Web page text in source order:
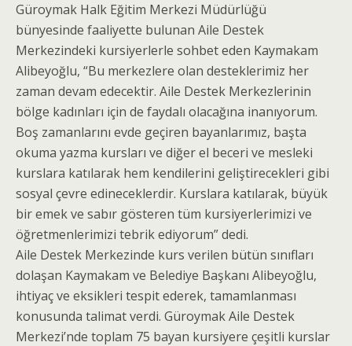
Güroymak Halk Eğitim Merkezi Müdürlüğü
bünyesinde faaliyette bulunan Aile Destek
Merkezindeki kursiyerlerle sohbet eden Kaymakam
Alibeyoğlu, “Bu merkezlere olan desteklerimiz her
zaman devam edecektir. Aile Destek Merkezlerinin
bölge kadınları için de faydalı olacağına inanıyorum.
Boş zamanlarını evde geçiren bayanlarımız, başta
okuma yazma kursları ve diğer el beceri ve mesleki
kurslara katılarak hem kendilerini geliştirecekleri gibi
sosyal çevre edineceklerdir. Kurslara katılarak, büyük
bir emek ve sabır gösteren tüm kursiyerlerimizi ve
öğretmenlerimizi tebrik ediyorum” dedi.
Aile Destek Merkezinde kurs verilen bütün sınıfları
dolaşan Kaymakam ve Belediye Başkanı Alibeyoğlu,
ihtiyaç ve eksikleri tespit ederek, tamamlanması
konusunda talimat verdi. Güroymak Aile Destek
Merkezi’nde toplam 75 bayan kursiyere çeşitli kurslar